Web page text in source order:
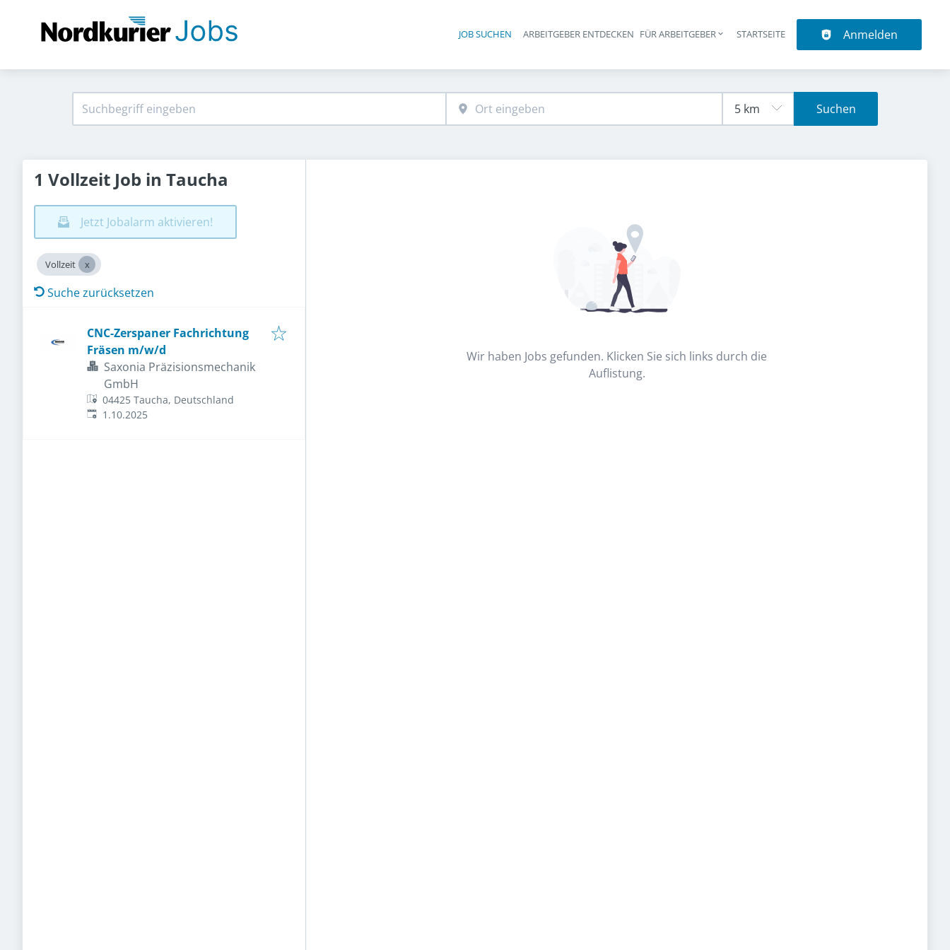
Haupt-Navigation
JOB SUCHEN ARBEITGEBER ENTDECKEN FÜR ARBEITGEBER STARTSEITE Anmelden
Suchen
1 Vollzeit Job in Taucha
Jetzt Jobalarm aktivieren!
Vollzeit
Suche zurücksetzen
CNC-Zerspaner Fachrichtung
Fräsen m/w/d
Saxonia Präzisionsmechanik
GmbH
04425 Taucha, Deutschland
Veröffentlicht
1.10.2025
Wir haben Jobs gefunden. Klicken Sie sich links durch die
Auflistung.